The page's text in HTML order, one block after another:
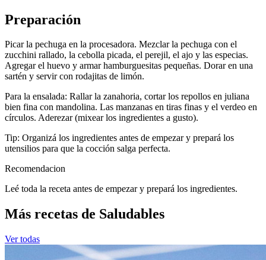
Preparación
Picar la pechuga en la procesadora. Mezclar la pechuga con el
zucchini rallado, la cebolla picada, el perejil, el ajo y las especias.
Agregar el huevo y armar hamburguesitas pequeñas. Dorar en una
sartén y servir con rodajitas de limón.
Para la ensalada: Rallar la zanahoria, cortar los repollos en juliana
bien fina con mandolina. Las manzanas en tiras finas y el verdeo en
círculos. Aderezar (mixear los ingredientes a gusto).
Tip: Organizá los ingredientes antes de empezar y prepará los
utensilios para que la cocción salga perfecta.
Recomendacion
Leé toda la receta antes de empezar y prepará los ingredientes.
Más recetas de Saludables
Ver todas